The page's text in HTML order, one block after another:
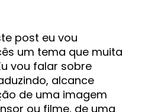
post eu vou
um tema que muita
vou falar sobre
alcance
de uma imagem
ou filme, de uma